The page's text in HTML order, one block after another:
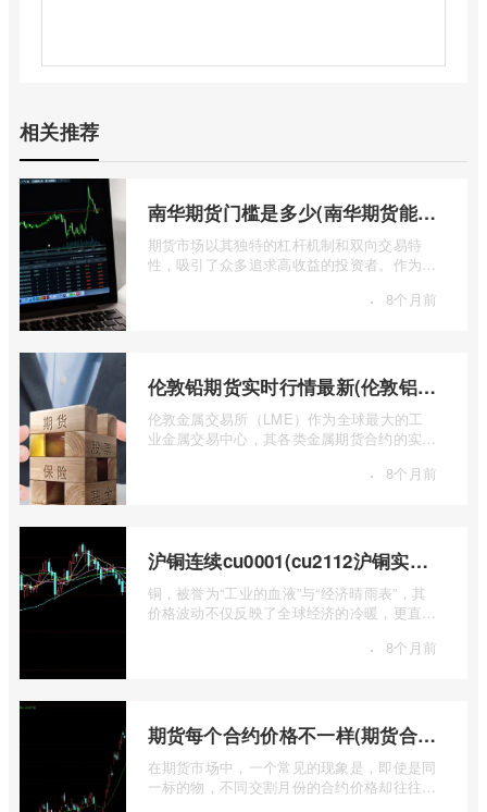
相关推荐
南华期货门槛是多少(南华期货能做国际期货吗)
期货市场以其独特的杠杆机制和双向交易特
性，吸引了众多追求高收益的投资者。作为中
· 8个月前
伦敦铅期货实时行情最新(伦敦铝锡期货实时行情)
伦敦金属交易所（LME）作为全球最大的工
业金属交易中心，其各类金属期货合约的实时
· 8个月前
沪铜连续cu0001(cu2112沪铜实时行情)
铜，被誉为“工业的血液”与“经济晴雨表”，其
价格波动不仅反映了全球经济的冷暖，更直接
· 8个月前
期货每个合约价格不一样(期货合约之间的价格差)
在期货市场中，一个常见的现象是，即使是同
一标的物，不同交割月份的合约价格却往往不